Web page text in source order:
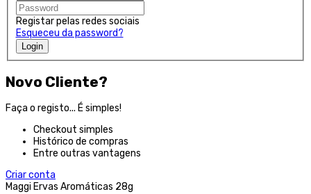
Registar pelas redes sociais
Esqueceu da password?
Login
Novo Cliente?
Faça o registo... É simples!
Checkout simples
Histórico de compras
Entre outras vantagens
Criar conta
Maggi Ervas Aromáticas 28g